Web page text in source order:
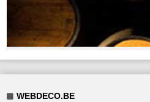
WEBDECO.BE